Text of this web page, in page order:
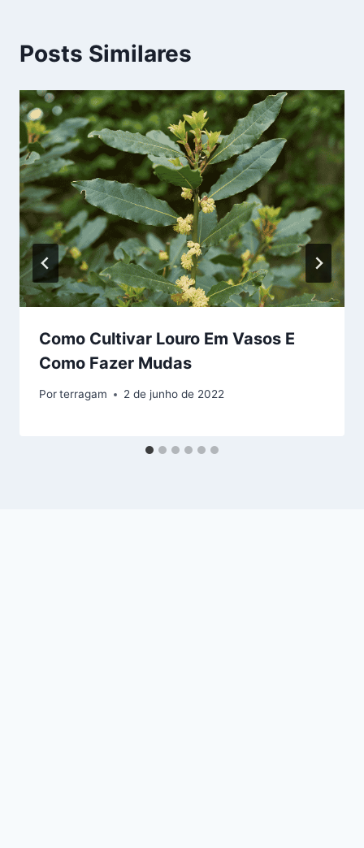
Posts Similares
Como Cultivar Louro Em Vasos E
Como Fazer Mudas
Porterragam 2 de junho de 2022